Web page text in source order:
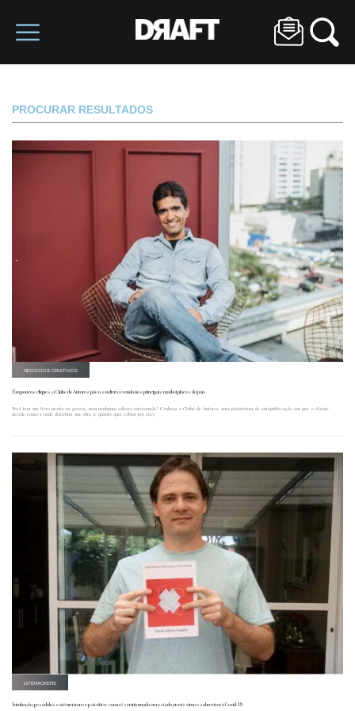
PROCURAR RESULTADOS
NEGÓCIOS CRIATIVOS
Em poucos cliques, o Clube de Autores põe o seu livro à venda nos principais marketplaces do país
Você tem um livro pronto na gaveta, mas nenhuma editora interessada? Conheça o Clube de Autores, uma plataforma de autopublicação em que o cliente
decide como e onde distribuir sua obra (e quanto quer cobrar por ela).
LIFEHACKERS
Intubação, pesadelos e até um transe psicótico: como é ser internado em estado gravíssimo e sobreviver à Covid-19